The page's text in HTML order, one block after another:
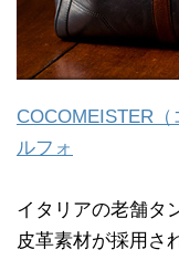
COCOMEISTER
ルフォ
イタリアの老舗タ
皮革素材が採用さ